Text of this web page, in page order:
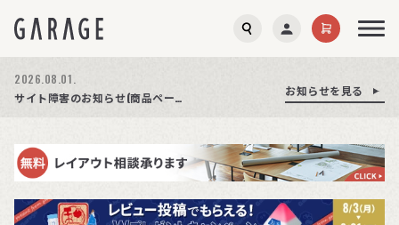
お知らせを見る
商品ページ障害復旧のお知らせ お知らせを見る
2026.08.01.
サイト障害のお知らせ(商品ページが正常に表示されない事象発生)
お知らせを見る